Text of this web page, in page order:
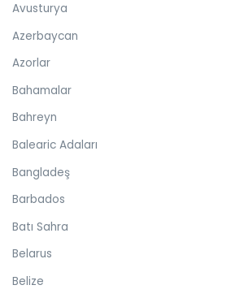
Avusturya
Azerbaycan
Azorlar
Bahamalar
Bahreyn
Balearic Adaları
Bangladeş
Barbados
Batı Sahra
Belarus
Belize